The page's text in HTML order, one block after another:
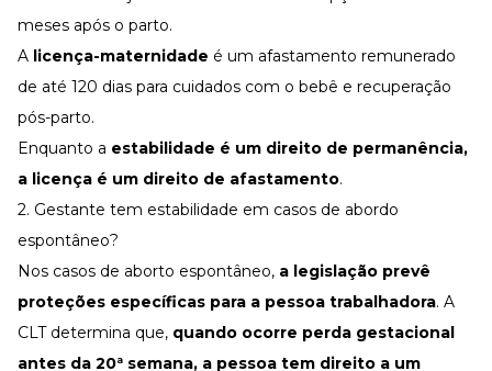
meses após o parto.
A licença-maternidade é um afastamento remunerado
de até 120 dias para cuidados com o bebê e recuperação
pós-parto.
Enquanto a estabilidade é um direito de permanência,
a licença é um direito de afastamento.
2. Gestante tem estabilidade em casos de abordo
espontâneo?
Nos casos de aborto espontâneo, a legislação prevê
proteções específicas para a pessoa trabalhadora. A
CLTdetermina que, quando ocorre perda gestacional
antes da 20ª semana, a pessoa tem direito a um